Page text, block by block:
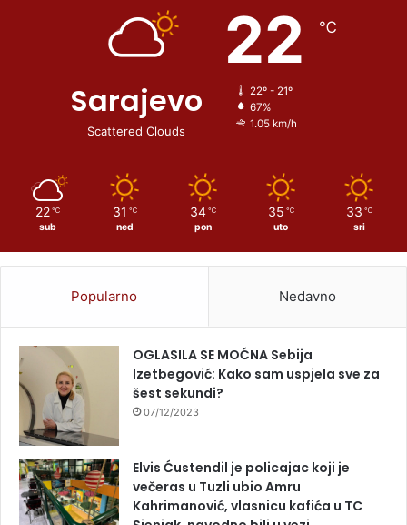
Sarajevo
Scattered Clouds
22 ℃
22º - 21º
67%
1.05 km/h
22 ℃
sub
31 ℃
ned
34 ℃
pon
35 ℃
uto
33 ℃
sri
Popularno Nedavno
OGLASILA SE MOĆNA Sebija
Izetbegović: Kako sam uspjela sve za
šest sekundi?
07/12/2023
Elvis Ćustendil je policajac koji je
večeras u Tuzli ubio Amru
Kahrimanović, vlasnicu kafića u TC